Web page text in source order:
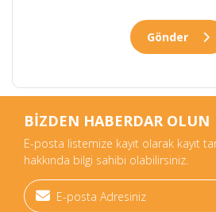
Gönder
BİZDEN HABERDAR OLUN
E-posta listemize kayıt olarak kayıt
hakkında bilgi sahibi olabilirsiniz.